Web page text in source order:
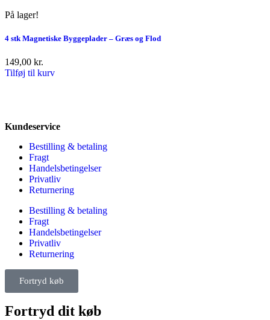
På lager!
4 stk Magnetiske Byggeplader – Græs og Flod
149,00 kr.
Tilføj til kurv
Kundeservice
Bestilling & betaling
Fragt
Handelsbetingelser
Privatliv
Returnering
Bestilling & betaling
Fragt
Handelsbetingelser
Privatliv
Returnering
Fortryd køb
Fortryd dit køb